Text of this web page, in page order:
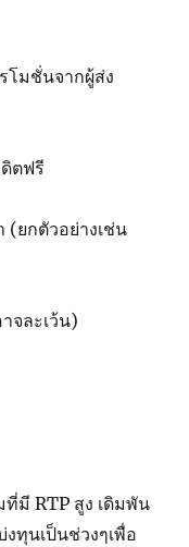
โมชั่นจากผู้ส่ง
ตฟรี
(ยกตัวอย่างเช่น
จละเว้น)
มี RTP สูง เดิมพัน
ทุนเป็นช่วงๆเพื่อ